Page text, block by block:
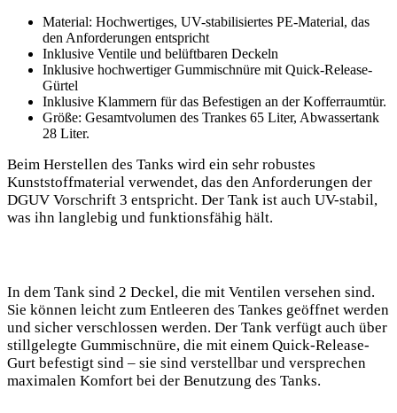
Material: Hochwertiges, UV-stabilisiertes PE-Material, das
den Anforderungen entspricht
Inklusive Ventile und belüftbaren Deckeln
Inklusive hochwertiger Gummischnüre mit Quick-Release-
Gürtel
Inklusive Klammern für das Befestigen an der Kofferraumtür.
Größe: Gesamtvolumen des Trankes 65 Liter, Abwassertank
28 Liter.
Beim Herstellen des Tanks wird ein sehr robustes
Kunststoffmaterial verwendet, das den Anforderungen der
DGUV Vorschrift 3 entspricht. Der Tank ist auch UV-stabil,
was ihn langlebig und funktionsfähig hält.
In dem Tank sind 2 Deckel, die mit Ventilen versehen sind.
Sie können leicht zum Entleeren des Tankes geöffnet werden
und sicher verschlossen werden. Der Tank verfügt auch über
stillgelegte Gummischnüre, die mit einem Quick-Release-
Gurt befestigt sind – sie sind verstellbar und versprechen
maximalen Komfort bei der Benutzung des Tanks.